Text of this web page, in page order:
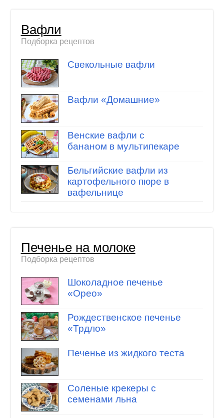
Вафли
Подборка рецептов
Свекольные вафли
Вафли «Домашние»
Венские вафли с
бананом в мультипекаре
Бельгийские вафли из
картофельного пюре в
вафельнице
Печенье на молоке
Подборка рецептов
Шоколадное печенье
«Орео»
Рождественское печенье
«Трдло»
Печенье из жидкого теста
Соленые крекеры с
семенами льна